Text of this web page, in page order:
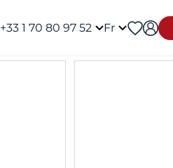
+33 1 70 80 97 52 Fr